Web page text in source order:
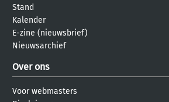
Stand
Kalender
E-zine (nieuwsbrief)
Nieuwsarchief
Over ons
Voor webmasters